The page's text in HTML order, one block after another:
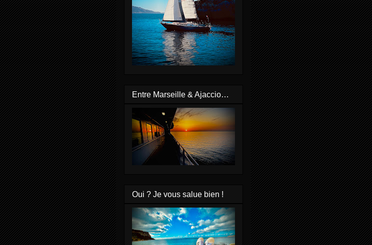
Entre Marseille & Ajaccio…
Oui ? Je vous salue bien !